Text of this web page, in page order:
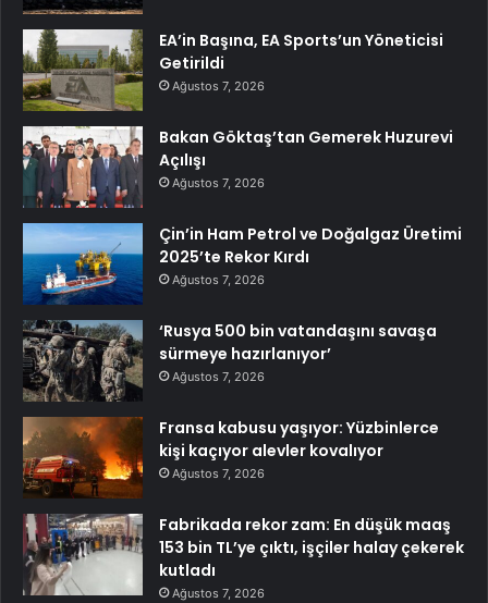
EA’in Başına, EA Sports’un Yöneticisi
Getirildi
Ağustos 7, 2026
Bakan Göktaş’tan Gemerek Huzurevi
Açılışı
Ağustos 7, 2026
Çin’in Ham Petrol ve Doğalgaz Üretimi
2025’te Rekor Kırdı
Ağustos 7, 2026
‘Rusya 500 bin vatandaşını savaşa
sürmeye hazırlanıyor’
Ağustos 7, 2026
Fransa kabusu yaşıyor: Yüzbinlerce
kişi kaçıyor alevler kovalıyor
Ağustos 7, 2026
Fabrikada rekor zam: En düşük maaş
153 bin TL’ye çıktı, işçiler halay çekerek
kutladı
Ağustos 7, 2026